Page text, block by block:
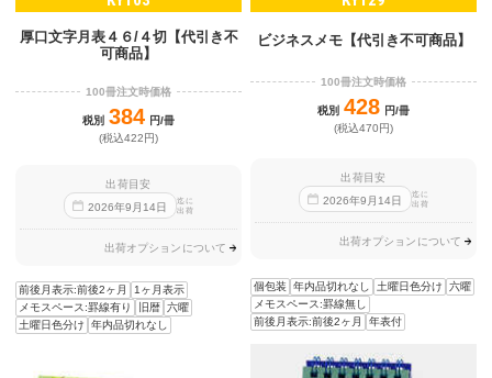
厚口文字月表４６/４切【代引き不
可商品】
100冊注文時価格
税別 384 円/冊
(税込422円)
出荷目安
2026年9 月 14日
迄に
出荷
出荷オプションについて
前後月表示:前後2ヶ月
1ヶ月表示
メモスペース:罫線有り
旧暦 六曜
土曜日色分け
年内品切れなし
ビジネスメモ【代引き不可商品】
100冊注文時価格
税別 428 円/冊
(税込470円)
出荷目安
2026年9 月 14日
迄に
出荷
出荷オプションについて
個包装 年内品切れなし 土曜日色分け
六曜
メモスペース:罫線無し
前後月表示:前後2ヶ月
年表付